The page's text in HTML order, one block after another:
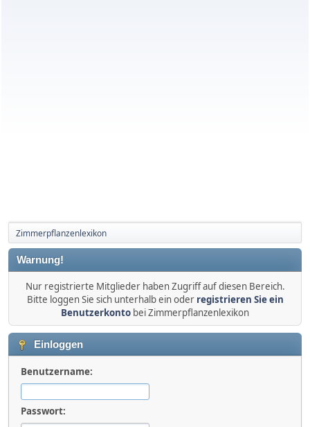
Zimmerpflanzenlexikon
Warnung!
Nur registrierte Mitglieder haben Zugriff auf diesen Bereich.
Bitte loggen Sie sich unterhalb ein oder registrieren Sie ein
Benutzerkonto bei Zimmerpflanzenlexikon
Einloggen
Benutzername:
Passwort: